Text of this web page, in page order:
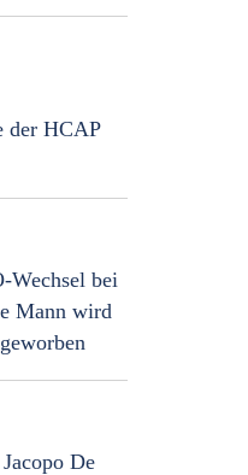
der HCAP
Wechsel bei
Mann wird
De